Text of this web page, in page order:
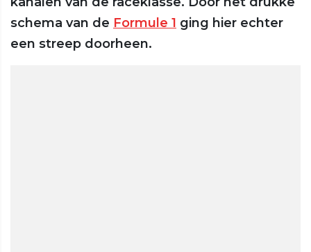
schema van de Formule 1 ging hier echter
een streep doorheen.